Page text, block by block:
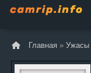
Главная » Ужасы